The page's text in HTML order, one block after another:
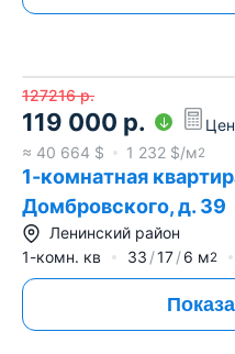
127216 р.
119 000 р.
≈ 40 664 $ 1 232 $/м2
1-комнатная
Домбровского, д. 39
Ленинский район
1-комн. кв
33 17 6 м2